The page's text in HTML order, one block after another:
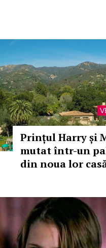
Prințul Harry și
mutat într-un
din noua lor